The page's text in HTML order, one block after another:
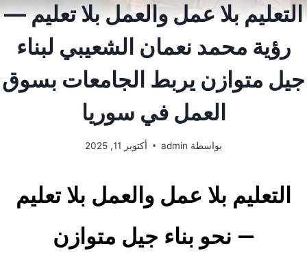
التعليم بلا عمل والعمل بلا تعليم —
رؤية محمد نعمان الشعيبي لبناء
جيل متوازن يربط الجامعات بسوق
العمل في سوريا
بواسطة admin أكتوبر 11, 2025
التعليم بلا عمل والعمل بلا تعليم
— نحو بناء جيل متوازن